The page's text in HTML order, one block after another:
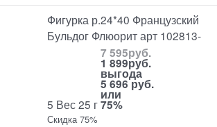
Фигурка р.24*40 Французский
Бульдог Флюорит арт 102813-
5 Вес 25 г
7 595руб.
1 899руб.
выгода
5 696 руб.
или
75%
Скидка 75%